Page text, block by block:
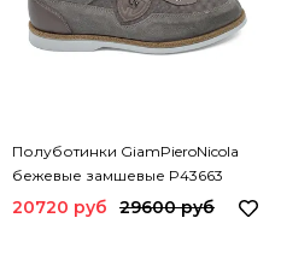
Полуботинки GiamPieroNicola
бежевые замшевые P43663
GPN BEIGE
20720 руб 29600 руб